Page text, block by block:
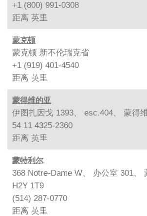
+1 (800) 991-0308
距离 英里
蒙克顿
蒙克顿 新不伦瑞克省
+1 (919) 401-4540
距离 英里
蒙得维的亚
伊图扎因戈 1393、 esc.404、 蒙得
54 11 4325-2360
距离 英里
蒙特利尔
368 Notre-Dame W、 办公室 301、
H2Y 1T9
(514) 287-0770
距离 英里